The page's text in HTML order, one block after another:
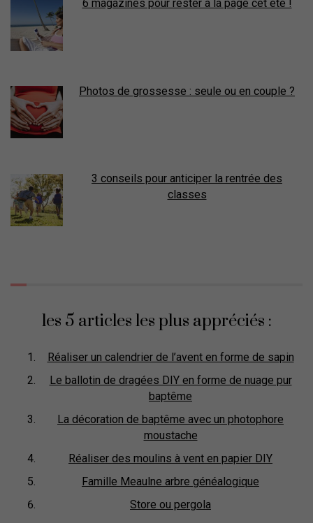
6 magazines pour rester à la page cet été !
Photos de grossesse : seule ou en couple ?
3 conseils pour anticiper la rentrée des
classes
les 5 articles les plus appréciés :
Réaliser un calendrier de l’avent en forme de sapin
Le ballotin de dragées DIY en forme de nuage pur
baptême
La décoration de baptême avec un photophore
moustache
Réaliser des moulins à vent en papier DIY
Famille Meaulne arbre généalogique
Store ou pergola